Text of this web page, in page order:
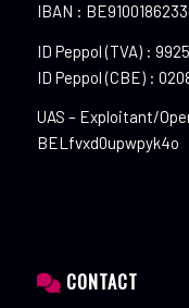
IBAN :
ID Peppol (TVA) :
ID Peppol (CBE) :
UAS – Exploitant/
BELfvxd0upwpyk4o
CONTACT